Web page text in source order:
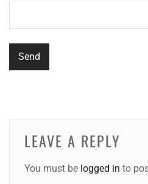
LEAVE A REPLY
You must be logged in to